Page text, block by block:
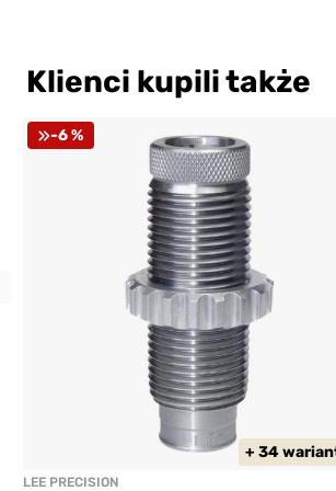
Klienci kupili także
-6 %
+ 34
LEE PRECISION